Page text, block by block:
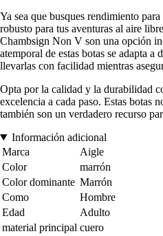
Ya sea que busques rendimiento
robusto para tus aventuras al aire
Chambsign Non V son una opción
atemporal de estas botas se adapta a
llevarlas con facilidad mientras
Opta por la calidad y la durabilidad
excelencia a cada paso. Estas botas
también son un verdadero recurso
Información adicional
Marca
Aigle
Color
marrón
Color dominante Marrón
Como
Hombre
Edad
Adulto
material principal cuero